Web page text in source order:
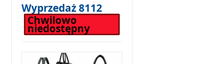
Wyprzedaż 8112
Chwilowo
niedostępny